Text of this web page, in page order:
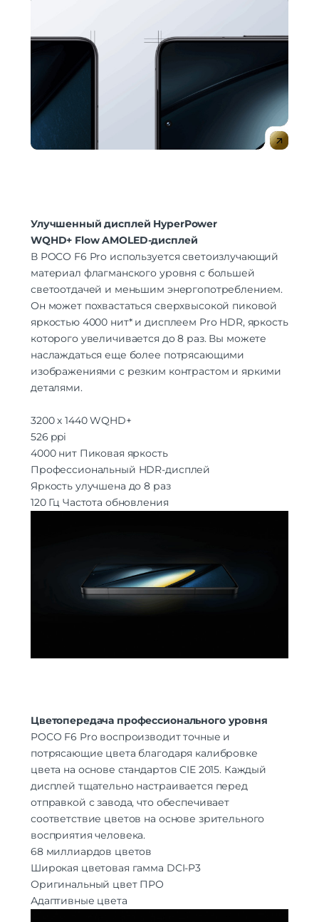
Улучшенный дисплей HyperPower
WQHD+ Flow AMOLED-дисплей
В POCO F6 Pro используется светоизлучающий
материал флагманского уровня с большей
светоотдачей и меньшим энергопотреблением.
Он может похвастаться сверхвысокой пиковой
яркостью 4000 нит* и дисплеем Pro HDR, яркость
которого увеличивается до 8 раз. Вы можете
наслаждаться еще более потрясающими
изображениями с резким контрастом и яркими
деталями.
3200 х 1440WQHD+
526 ppi
4000 нит Пиковая яркость
Профессиональный HDR-дисплей
Яркость улучшена до 8 раз
120 ГцЧастота обновления
Цветопередача профессионального уровня
POCO F6 Pro воспроизводит точные и
потрясающие цвета благодаря калибровке
цвета на основе стандартов CIE 2015. Каждый
дисплей тщательно настраивается перед
отправкой с завода, что обеспечивает
соответствие цветов на основе зрительного
восприятия человека.
68 миллиардов цветов
Широкая цветовая гамма DCI-P3
Оригинальный цвет ПРО
Адаптивные цвета